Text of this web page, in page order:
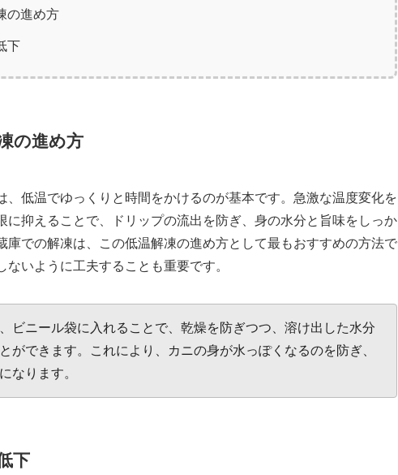
の進め方
下
の進め方
、低温でゆっくりと時間をかけるのが基本です。急激な温度変化を
に抑えることで、ドリップの流出を防ぎ、身の水分と旨味をしっか
庫での解凍は、この低温解凍の進め方として最もおすすめの方法で
いように工夫することも重要です。
ビニール袋に入れることで、乾燥を防ぎつつ、溶け出した水分
ができます。これにより、カニの身が水っぽくなるのを防ぎ、
なります。
下